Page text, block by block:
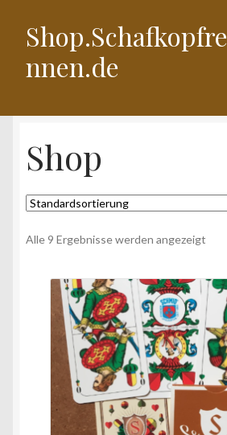
Zur
Navigation
springen
Zum
Inhalt
springen
Shop.Schafkopfre
nnen.de
AGB
Kasse
Warenkorb
Shop
Alle 9 Ergebnisse werden angezeigt